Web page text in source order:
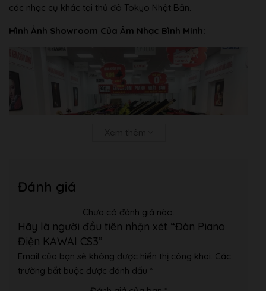
các nhạc cụ khác tại thủ đô Tokyo Nhật Bản.
Hình Ảnh Showroom Của Âm Nhạc Bình Minh:
Đánh giá
Chưa có đánh giá nào.
Hãy là người đầu tiên nhận xét “Đàn Piano
Điện KAWAI CS3”
Email của bạn sẽ không được hiển thị công khai. Các
trường bắt buộc được đánh dấu *